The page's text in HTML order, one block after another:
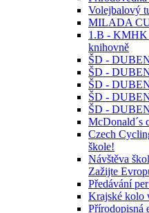
Volejbalový
MILADA
1.B - KMHK
knihovně
ŠD -
ŠD -
ŠD -
ŠD -
ŠD -
McDonald´s
Czech
škole!
Návštěva
Zažijte
Předávání
Krajské kolo
Přírodopisná